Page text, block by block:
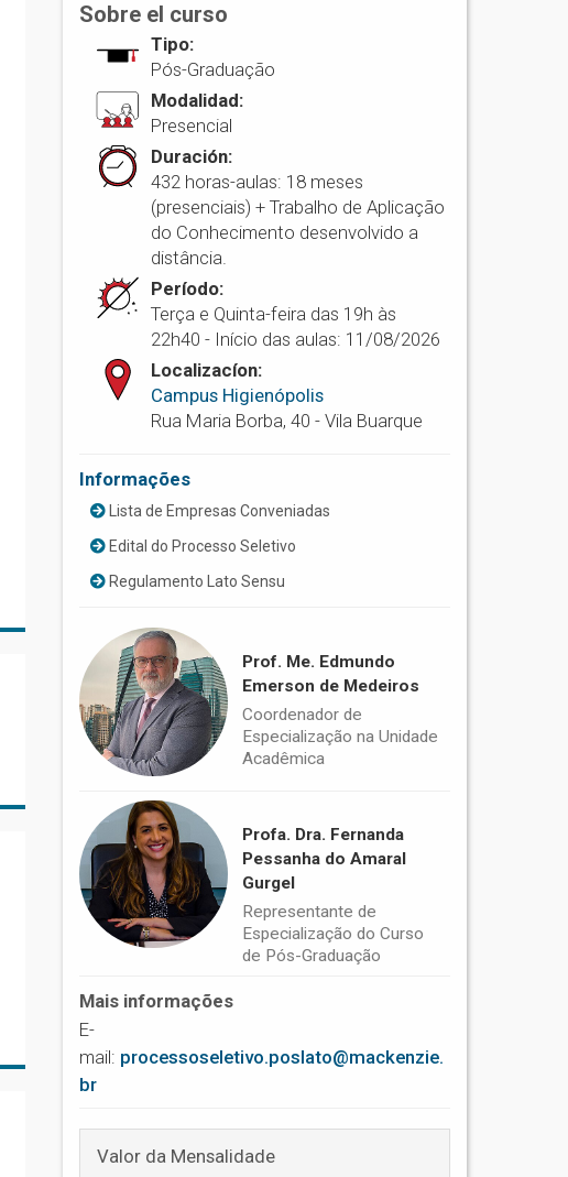
Sobre el curso
Tipo:
Pós-Graduação
Modalidad:
Presencial
Duración:
432 horas-aulas: 18 meses
(presenciais) + Trabalho de Aplicação
do Conhecimento desenvolvido a
distância.
Período:
Terça e Quinta-feira das 19h às
22h40 - Início das aulas: 11/08/2026
Localizacíon:
Campus Higienópolis
Rua Maria Borba, 40 - Vila Buarque
Informações
Lista de Empresas Conveniadas
Edital do Processo Seletivo
Regulamento Lato Sensu
Prof. Me. Edmundo
Emerson de Medeiros
Coordenador de
Especialização na Unidade
Acadêmica
Profa. Dra. Fernanda
Pessanha do Amaral
Gurgel
Representante de
Especialização do Curso
de Pós-Graduação
Mais informações
E-
mail: processoseletivo.poslato@mackenzie.
br
Valor da Mensalidade